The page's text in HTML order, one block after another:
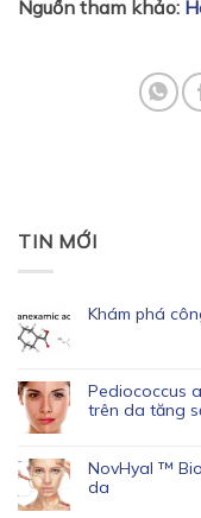
Nguồn tham khảo:
TIN MỚI
Khám phá
Pediococcus
trên da tăng
NovHyal ™
da